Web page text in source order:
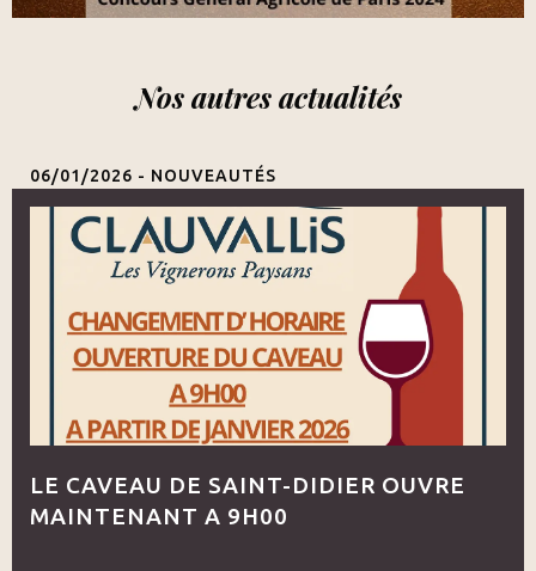
Nos autres actualités
06/01/2026 - NOUVEAUTÉS
LE CAVEAU DE SAINT-DIDIER OUVRE
MAINTENANT A 9H00